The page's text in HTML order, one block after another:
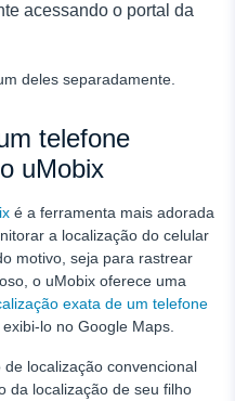
acessando o portal da
deles separadamente.
telefone
uMobix
é a ferramenta mais adorada
a localização do celular
motivo, seja para rastrear
o uMobix oferece uma
exata de um telefone
lo no Google Maps.
localização convencional
da localização de seu filho